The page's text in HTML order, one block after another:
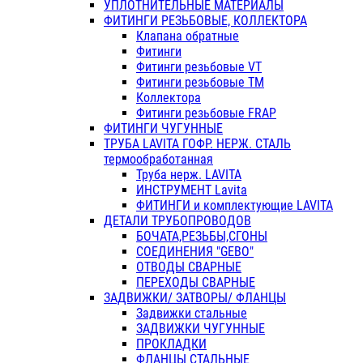
УПЛОТНИТЕЛЬНЫЕ МАТЕРИАЛЫ
ФИТИНГИ РЕЗЬБОВЫЕ, КОЛЛЕКТОРА
Клапана обратные
Фитинги
Фитинги резьбовые VT
Фитинги резьбовые ТМ
Коллектора
Фитинги резьбовые FRAP
ФИТИНГИ ЧУГУННЫЕ
ТРУБА LAVITA ГОФР. НЕРЖ. СТАЛЬ
термообработанная
Труба нерж. LAVITA
ИНСТРУМЕНТ Lavita
ФИТИНГИ и комплектующие LAVITA
ДЕТАЛИ ТРУБОПРОВОДОВ
БОЧАТА,РЕЗЬБЫ,СГОНЫ
СОЕДИНЕНИЯ "GEBO"
ОТВОДЫ СВАРНЫЕ
ПЕРЕХОДЫ СВАРНЫЕ
ЗАДВИЖКИ/ ЗАТВОРЫ/ ФЛАНЦЫ
Задвижки стальные
ЗАДВИЖКИ ЧУГУННЫЕ
ПРОКЛАДКИ
ФЛАНЦЫ СТАЛЬНЫЕ